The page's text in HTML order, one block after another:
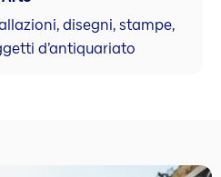
disegni, stampe,
d’antiquariato